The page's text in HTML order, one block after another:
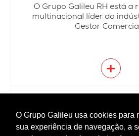
O Grupo Galileu usa cookies para
sua experiência de navegação, a
O Grupo Galileu RH está a
multinacional líder da
Gestor
+
MÉDICOS VETERINÁRIOS
| PORTO